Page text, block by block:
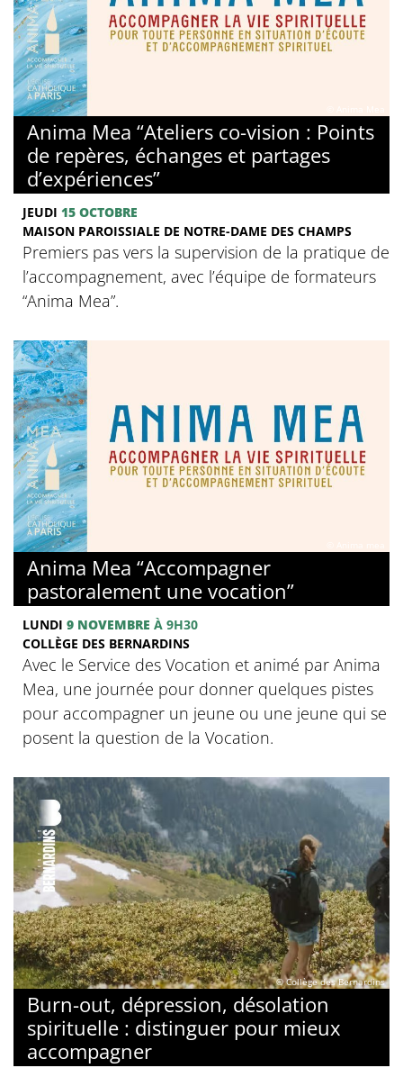
Anima Mea “Ateliers co-vision : Points
de repères, échanges et partages
d’expériences”
JEUDI 15 OCTOBRE
MAISON PAROISSIALE DE NOTRE-DAME DES CHAMPS
Premiers pas vers la supervision de la pratique de
l’accompagnement, avec l’équipe de formateurs
“Anima Mea”.
Anima Mea “Accompagner
pastoralement une vocation”
LUNDI 9 NOVEMBRE À 9H30
COLLÈGE DES BERNARDINS
Avec le Service des Vocation et animé par Anima
Mea, une journée pour donner quelques pistes
pour accompagner un jeune ou une jeune qui se
posent la question de la Vocation.
© Collège des Bernardins
Burn-out, dépression, désolation
spirituelle : distinguer pour mieux
accompagner